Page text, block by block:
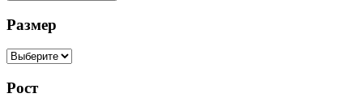
Размер
Рост